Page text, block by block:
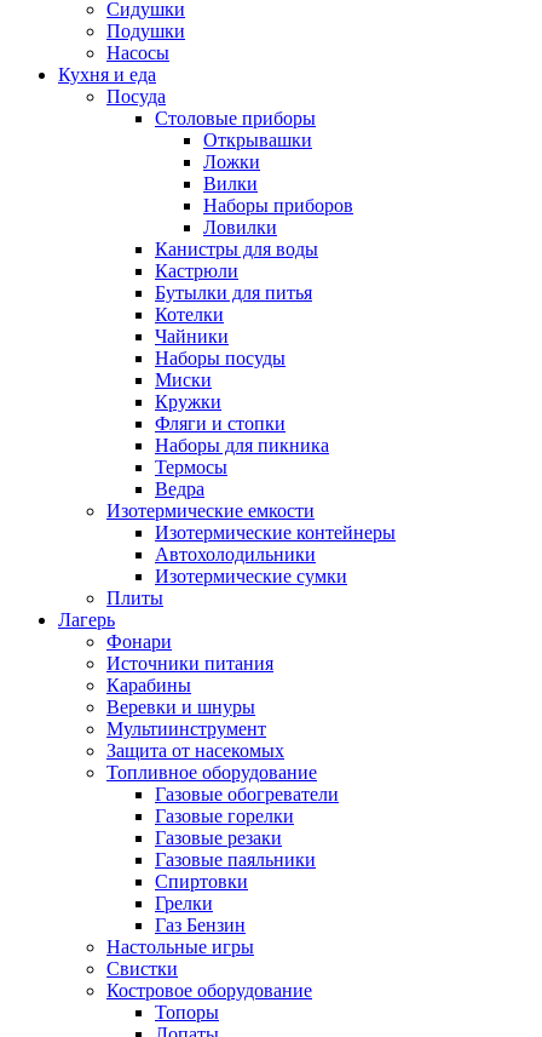
Сидушки
Подушки
Насосы
Кухня и еда
Посуда
Столовые приборы
Открывашки
Ложки
Вилки
Наборы приборов
Ловилки
Канистры для воды
Кастрюли
Бутылки для питья
Котелки
Чайники
Наборы посуды
Миски
Кружки
Фляги и стопки
Наборы для пикника
Термосы
Ведра
Изотермические емкости
Изотермические контейнеры
Автохолодильники
Изотермические сумки
Плиты
Лагерь
Фонари
Источники питания
Карабины
Веревки и шнуры
Мультиинструмент
Защита от насекомых
Топливное оборудование
Газовые обогреватели
Газовые горелки
Газовые резаки
Газовые паяльники
Спиртовки
Грелки
Газ Бензин
Настольные игры
Свистки
Костровое оборудование
Топоры